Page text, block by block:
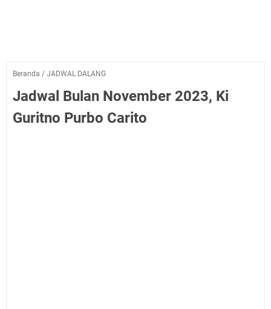
Beranda / JADWAL DALANG
Jadwal Bulan November 2023, Ki
Guritno Purbo Carito